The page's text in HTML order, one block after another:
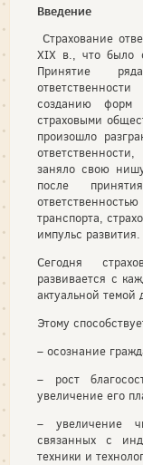
Введение
Страхование
XIX в., что было
Принятие
созданию форм
страховыми
произошло
заняло свою
после
транспорта,
импульс развития.
Сегодня
развивается с
актуальной темой
Этому
– осознание
– рост
увеличение его
– увеличение
связанных с
техники и